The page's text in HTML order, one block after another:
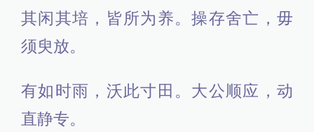
其闲其培，皆所为养。操存舍亡，毋
须臾放。
有如时雨，沃此寸田。大公顺应，动
直静专。